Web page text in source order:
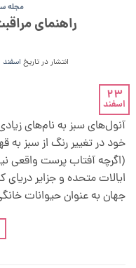
مجله
راهنمای
انتشار در تاریخ اسفند 23, 1403
23
اسفند
آنول‌های سبز به نام‌های
خود در تغییر رنگ از سبز
(اگرچه آفتاب پرست واقعی
ایالات متحده و جزایر
جهان به عنوان حیوانات